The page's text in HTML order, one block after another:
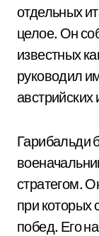
отдельных
целое. Он
известных
руководил
австрийских
Гарибальди
стратегом.
при которых
побед. Его